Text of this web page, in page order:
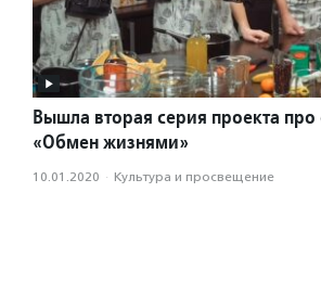
Вышла вторая серия проекта про
«Обмен жизнями»
10.01.2020 · Культура и просвещение